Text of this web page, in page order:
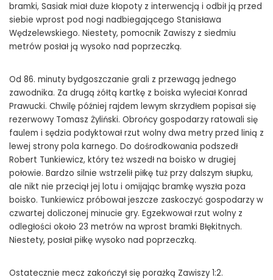
bramki, Sasiak miał duże kłopoty z interwencją i odbił ją przed
siebie wprost pod nogi nadbiegającego Stanisława
Wędzelewskiego. Niestety, pomocnik Zawiszy z siedmiu
metrów posłał ją wysoko nad poprzeczką.
Od 86. minuty bydgoszczanie grali z przewagą jednego
zawodnika. Za drugą żółtą kartkę z boiska wyleciał Konrad
Prawucki. Chwilę później rajdem lewym skrzydłem popisał się
rezerwowy Tomasz Żyliński. Obrońcy gospodarzy ratowali się
faulem i sędzia podyktował rzut wolny dwa metry przed linią z
lewej strony pola karnego. Do dośrodkowania podszedł
Robert Tunkiewicz, który też wszedł na boisko w drugiej
połowie. Bardzo silnie wstrzelił piłkę tuż przy dalszym słupku,
ale nikt nie przeciął jej lotu i omijając bramkę wyszła poza
boisko. Tunkiewicz próbował jeszcze zaskoczyć gospodarzy w
czwartej doliczonej minucie gry. Egzekwował rzut wolny z
odległości około 23 metrów na wprost bramki Błękitnych.
Niestety, posłał piłkę wysoko nad poprzeczką.
Ostatecznie mecz zakończył się porażką Zawiszy 1:2.